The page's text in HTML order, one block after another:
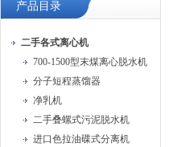
产品目录
二手各式离心机
700-1500型末煤离心脱水机
分子短程蒸馏器
净乳机
二手叠螺式污泥脱水机
进口色拉油碟式分离机